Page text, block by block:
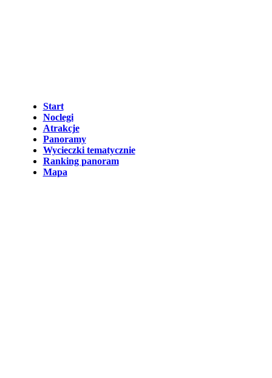
Start
Noclegi
Atrakcje
Panoramy
Wycieczki tematycznie
Ranking panoram
Mapa